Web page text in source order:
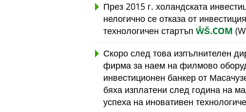
През 2015 г. холандската
нелогично се отказа от
технологичен стартъп ŴŠ.COM
Скоро след това изпълнителен
фирма за наем на филмово
инвестиционен банкер от
бяха изплатени след година на
успеха на иновативен